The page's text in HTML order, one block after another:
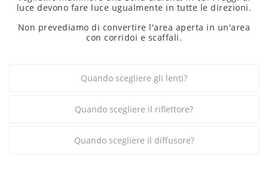
luce devono fare luce ugualmente in tutte le direzioni.
Non prevediamo di convertire l'area aperta in un'area
con corridoi e scaffali.
Quando scegliere gli lenti?
Quando scegliere il riflettore?
Quando scegliere il diffusore?